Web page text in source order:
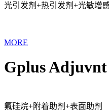
光引发剂+热引发剂+光敏增
MORE
Gplus Adjuvnt
氟硅烷+附着助剂+表面助剂